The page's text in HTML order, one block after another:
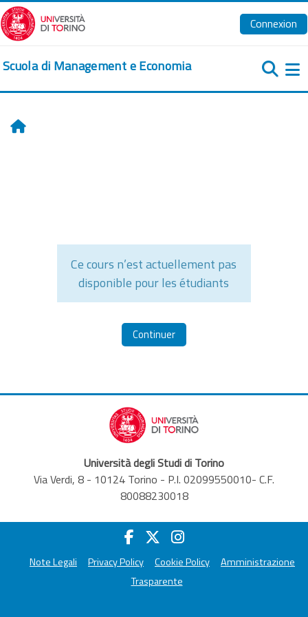
Passer au contenu principal
Connexion
Scuola di Management e Economia
Accueil
Ce cours n’est actuellement pas
disponible pour les étudiants
Continuer
Università degli Studi di Torino
Via Verdi, 8 - 10124 Torino - P.I. 02099550010- C.F.
80088230018
Note Legali Privacy Policy Cookie Policy
Amministrazione
Trasparente